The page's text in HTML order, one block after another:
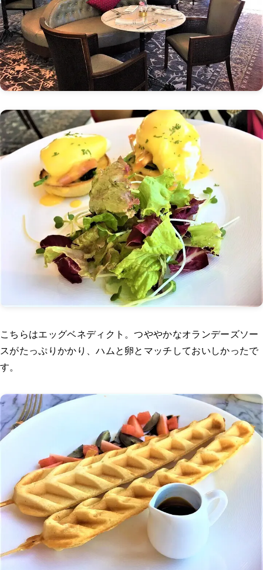
こちらはエッグベネディクト。つややかなオランデーズソー
スがたっぷりかかり、ハムと卵とマッチしておいしかったで
す。